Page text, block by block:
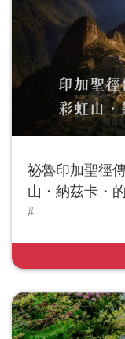
祕魯印加聖徑
山・納茲卡・